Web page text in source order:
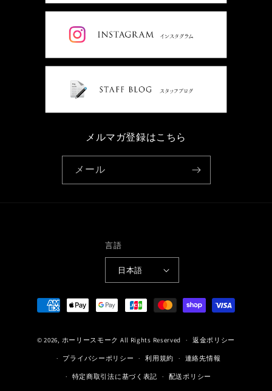
メルマガ登録はこちら
メール
言語
日本語
決
済
© 2026, ホーリースモーク All Rights Reserved 返金ポリシー
プライバシーポリシー 利用規約 連絡先情報
特定商取引法に基づく表記 配送ポリシー